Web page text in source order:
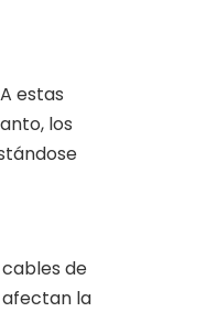
estas
los
de
afectan la